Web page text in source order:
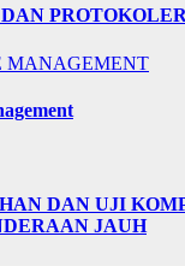
PROTOKOLER
MANAGEMENT
DAN UJI
JAUH